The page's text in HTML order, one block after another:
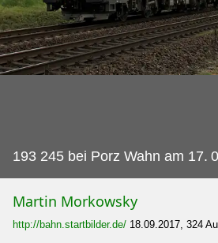
193 245 bei Porz Wahn am 17.
Martin Morkowsky
http://bahn.startbilder.de/ 18.09.2017, 324